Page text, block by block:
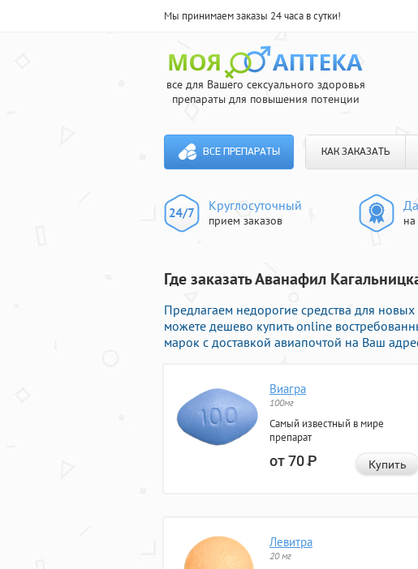
Мы принимаем заказы 24 часа в сутки!
все для Вашего сексуального здоровья
препараты для повышения потенции
ВСЕ ПРЕПАРАТЫ КАК ЗАКАЗАТЬ
Круглосуточный
прием заказов
Где заказать Аванафил
Предлагаем недорогие средства для
можете дешево купить online
марок с доставкой авиапочтой на Ваш
Виагра
100мг
Самый известный в мире
препарат
от 70Р Купить
Левитра
20 мг